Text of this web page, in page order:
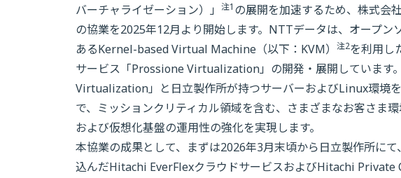
バーチャライゼーション）」 注1 の展開を加速するため、株式会
の協業を2025年12月より開始します。NTTデータは、オープン
あるKernel-based Virtual Machine（以下：KVM）
注2を利用し
サービス「Prossione Virtualization」の開発・展開しています
Virtualization」と日立製作所が持つサーバーおよびLinux環境
で、ミッションクリティカル領域を含む、さまざまなお客さま
および仮想化基盤の運用性の強化を実現します。
本協業の成果として、まずは2026年3月末頃から日立製作所に
込んだHitachi EverFlexクラウドサービスおよびHitachi Private